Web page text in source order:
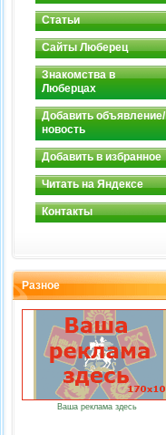
Статьи
Сайты Люберец
Знакомства в
Люберцах
Добавить объявление/
новость
Добавить в избранное
Читать на Яндексе
Контакты
Разное
Ваша реклама здесь